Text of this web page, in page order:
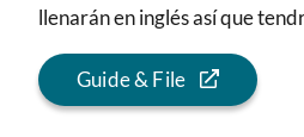
llenarán en inglés así que
Guide & File